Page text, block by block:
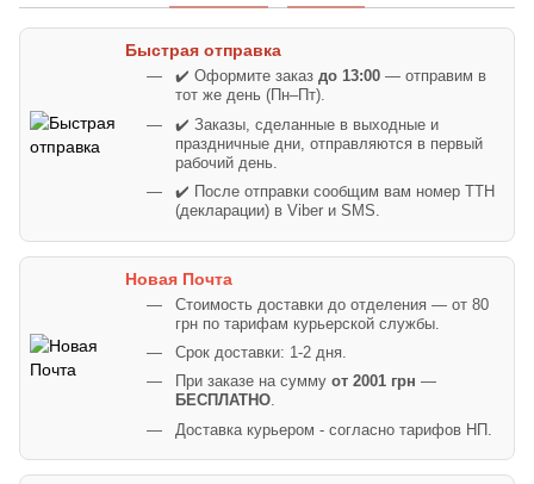
Быстрая отправка
✔️ Оформите заказ до 13:00 — отправим в
тот же день (Пн–Пт).
✔️ Заказы, сделанные в выходные и
праздничные дни, отправляются в первый
рабочий день.
✔️ После отправки сообщим вам номер ТТН
(декларации) в Viber и SMS.
Новая Почта
Стоимость доставки до отделения — от 80
грн по тарифам курьерской службы.
Срок доставки: 1-2 дня.
При заказе на сумму от 2001 грн —
БЕСПЛАТНО.
Доставка курьером - согласно тарифов НП.